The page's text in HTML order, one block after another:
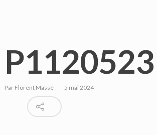
P1120523
Par Florent Massé 5 mai 2024